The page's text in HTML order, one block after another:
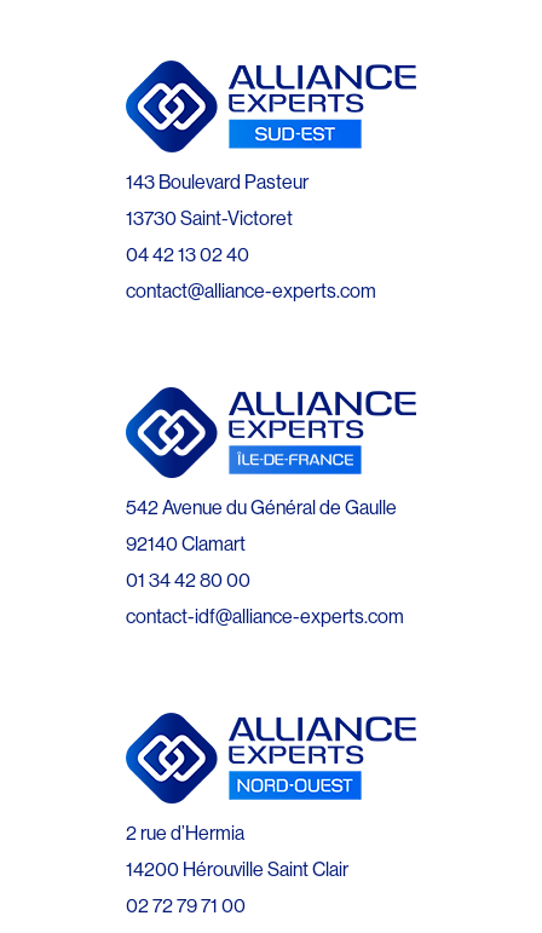
143 Boulevard Pasteur
13730 Saint-Victoret
04 42 13 02 40
contact@alliance-experts.com
542 Avenue du Général de Gaulle
92140 Clamart
01 34 42 80 00
contact-idf@alliance-experts.com
2 rue d’Hermia
14200 Hérouville Saint Clair
02 72 79 71 00